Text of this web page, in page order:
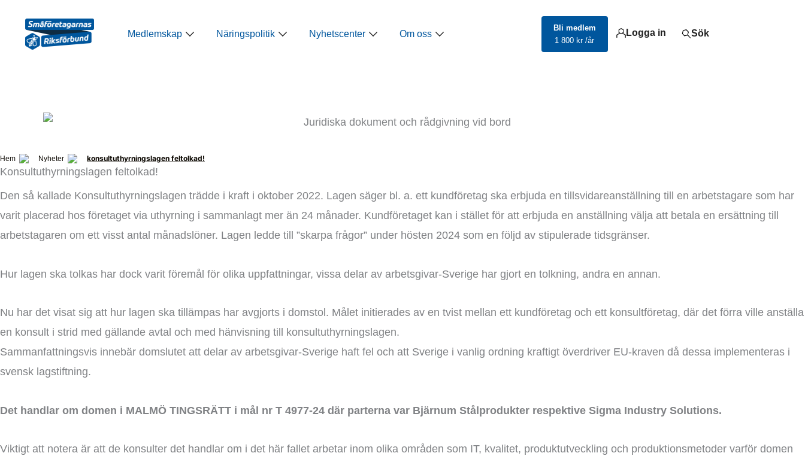
innehåll
Medlemskap Öppna Medlemskap
Näringspolitik Öppna Näringspolitik
Nyhetscenter Öppna Nyhetscenter
Om oss Öppna Om oss
Bli medlem
1 800 kr /år
Logga in Sök
Hem Nyheter konsultuthyrningslagen feltolkad!
Konsultuthyrningslagen feltolkad!
Den så kallade Konsultuthyrningslagen trädde i kraft i oktober 2022. Lagen säger bl. a. ett kundföretag ska erbjuda en tillsvidareanställning till en arbetstagare som har
varit placerad hos företaget via uthyrning i sammanlagt mer än 24 månader. Kundföretaget kan i stället för att erbjuda en anställning välja att betala en ersättning till
arbetstagaren om ett visst antal månadslöner. Lagen ledde till ”skarpa frågor” under hösten 2024 som en följd av stipulerade tidsgränser.
Hur lagen ska tolkas har dock varit föremål för olika uppfattningar, vissa delar av arbetsgivar-Sverige har gjort en tolkning, andra en annan.
Nu har det visat sig att hur lagen ska tillämpas har avgjorts i domstol. Målet initierades av en tvist mellan ett kundföretag och ett konsultföretag, där det förra ville anställa
en konsult i strid med gällande avtal och med hänvisning till konsultuthyrningslagen.
Sammanfattningsvis innebär domslutet att delar av arbetsgivar-Sverige haft fel och att Sverige i vanlig ordning kraftigt överdriver EU-kraven då dessa implementeras i
svensk lagstiftning.
Det handlar om domen i MALMÖ TINGSRÄTT i mål nr T 4977-24 där parterna var Bjärnum Stålprodukter respektive Sigma Industry Solutions.
Viktigt att notera är att de konsulter det handlar om i det här fallet arbetar inom olika områden som IT, kvalitet, produktutveckling och produktionsmetoder varför domen